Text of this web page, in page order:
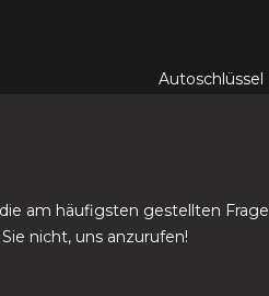
Autoschlüssel
am häufigsten gestellten
nicht, uns anzurufen!